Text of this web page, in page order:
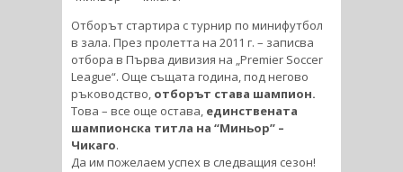
Отборът стартира с турнир по минифутбол
в зала. През пролетта на 2011 г. – записва
отбора в Първа дивизия на „Premier Soccer
League“. Още същата година, под негово
ръководство, отборът става шампион.
Това – все още остава, единствената
шампионска титла на “Миньор” –
Чикаго.
Да им пожелаем успех в следващия сезон!